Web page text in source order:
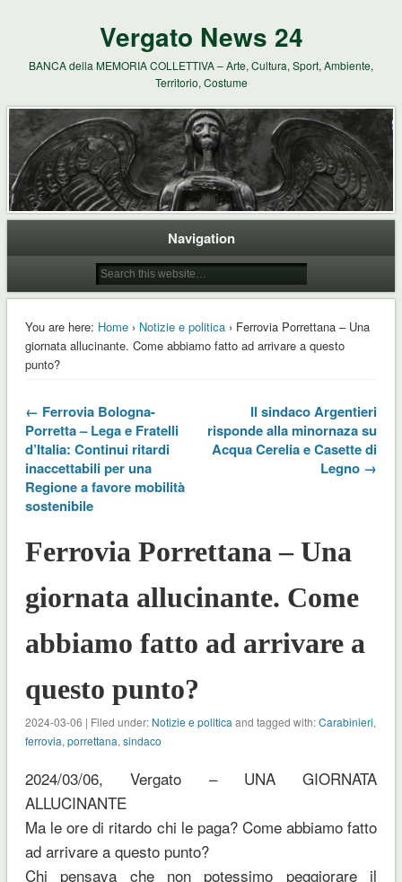
Vergato News 24
BANCA della MEMORIA COLLETTIVA – Arte, Cultura, Sport, Ambiente,
Territorio, Costume
Navigation
You are here: Home› Notizie e politica› Ferrovia Porrettana – Una
giornata allucinante. Come abbiamo fatto ad arrivare a questo
punto?
← Ferrovia Bologna-
Porretta – Lega e Fratelli
d’Italia: Continui ritardi
inaccettabili per una
Regione a favore mobilità
sostenibile
Il sindaco Argentieri
risponde alla minornaza su
Acqua Cerelia e Casette di
Legno →
Ferrovia Porrettana – Una
giornata allucinante. Come
abbiamo fatto ad arrivare a
questo punto?
2024-03-06 | Filed under: Notizie e politica and tagged with:Carabinieri,
ferrovia, porrettana, sindaco
2024/03/06, Vergato – UNA GIORNATA
ALLUCINANTE
Ma le ore di ritardo chi le paga? Come abbiamo fatto
ad arrivare a questo punto?
Chi pensava che non potessimo peggiorare il